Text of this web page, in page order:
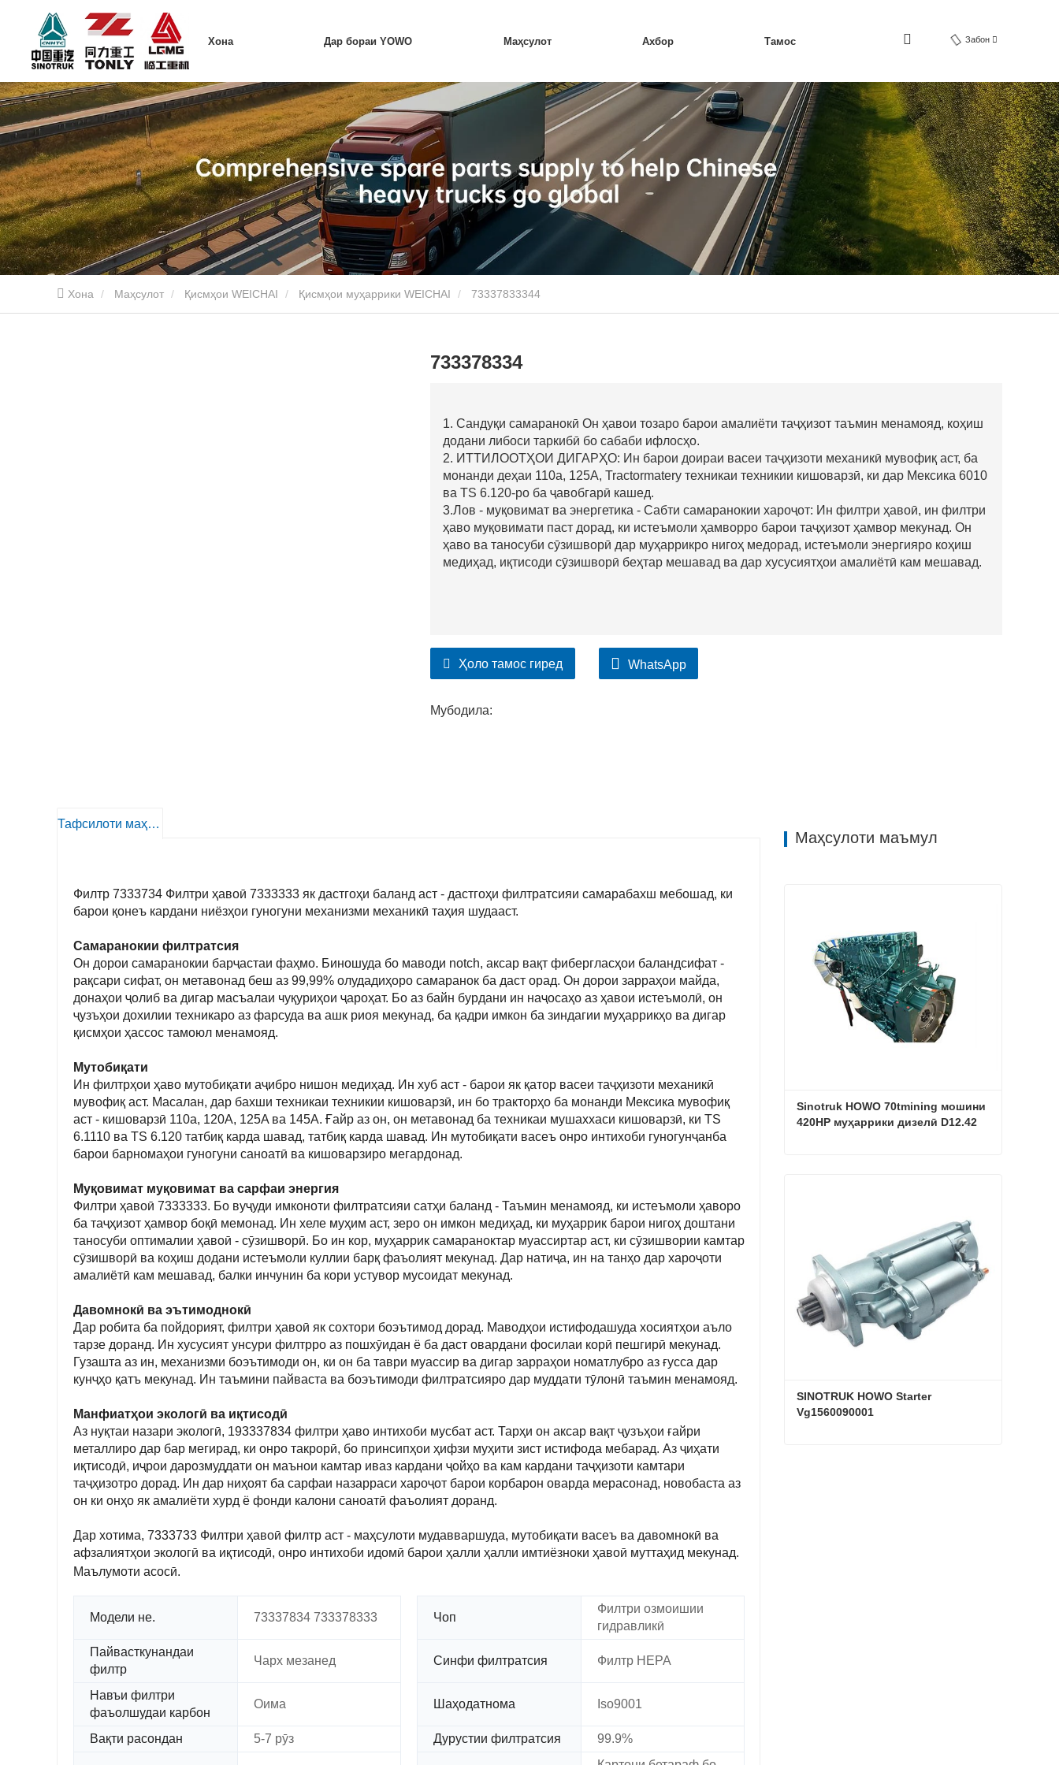
Хона Дар бораи YOWO Маҳсулот Ахбор Тамос Забон
Хона Маҳсулот Қисмҳои WEICHAI Қисмҳои муҳаррики WEICHAI 73337833344
733378334
1. Сандуқи самаранокӣ Он ҳавои тозаро барои амалиёти таҷҳизот таъмин менамояд, коҳиш
додани либоси таркибӣ бо сабаби ифлосҳо.
2. ИТТИЛООТҲОИ ДИГАРҲО: Ин барои доираи васеи таҷҳизоти механикӣ мувофиқ аст, ба
монанди деҳаи 110a, 125A, Tractormatery техникаи техникии кишоварзӣ, ки дар Мексика 6010
ва TS 6.120-ро ба ҷавобгарӣ кашед.
3.Лов - муқовимат ва энергетика - Сабти самаранокии хароҷот: Ин филтри ҳавоӣ, ин филтри
ҳаво муқовимати паст дорад, ки истеъмоли ҳамворро барои таҷҳизот ҳамвор мекунад. Он
ҳаво ва таносуби сӯзишворӣ дар муҳаррикро нигоҳ медорад, истеъмоли энергияро коҳиш
медиҳад, иқтисоди сӯзишворӣ беҳтар мешавад ва дар хусусиятҳои амалиётӣ кам мешавад.
Ҳоло тамос гиред WhatsApp
Мубодила:
Тафсилоти маҳсулот
Филтр 7333734 Филтри ҳавоӣ 7333333 як дастгоҳи баланд аст - дастгоҳи филтратсияи самарабахш мебошад, ки
барои қонеъ кардани ниёзҳои гуногуни механизми механикӣ таҳия шудааст.
Самаранокии филтратсия
Он дорои самаранокии барҷастаи фаҳмо. Биношуда бо маводи notch, аксар вақт фибергласҳои баландсифат -
рақсари сифат, он метавонад беш аз 99,99% олудадиҳоро самаранок ба даст орад. Он дорои зарраҳои майда,
донаҳои ҷолиб ва дигар масъалаи чуқуриҳои ҷароҳат. Бо аз байн бурдани ин наҷосаҳо аз ҳавои истеъмолӣ, он
ҷузъҳои дохилии техникаро аз фарсуда ва ашк риоя мекунад, ба қадри имкон ба зиндагии муҳаррикҳо ва дигар
қисмҳои ҳассос тамоюл менамояд.
Мутобиқати
Ин филтрҳои ҳаво мутобиқати аҷибро нишон медиҳад. Ин хуб аст - барои як қатор васеи таҷҳизоти механикӣ
мувофиқ аст. Масалан, дар бахши техникаи техникии кишоварзӣ, ин бо тракторҳо ба монанди Мексика мувофиқ
аст - кишоварзӣ 110a, 120A, 125A ва 145A. Ғайр аз он, он метавонад ба техникаи мушаххаси кишоварзӣ, ки TS
6.1110 ва TS 6.120 татбиқ карда шавад, татбиқ карда шавад. Ин мутобиқати васеъ онро интихоби гуногунҷанба
барои барномаҳои гуногуни саноатӣ ва кишоварзиро мегардонад.
Муқовимат муқовимат ва сарфаи энергия
Филтри ҳавоӣ 7333333. Бо вуҷуди имконоти филтратсияи сатҳи баланд - Таъмин менамояд, ки истеъмоли ҳаворо
ба таҷҳизот ҳамвор боқӣ мемонад. Ин хеле муҳим аст, зеро он имкон медиҳад, ки муҳаррик барои нигоҳ доштани
таносуби оптималии ҳавоӣ - сӯзишворӣ. Бо ин кор, муҳаррик самараноктар муассиртар аст, ки сӯзишвории камтар
сӯзишворӣ ва коҳиш додани истеъмоли куллии барқ ​​фаъолият мекунад. Дар натиҷа, ин на танҳо дар хароҷоти
амалиётӣ кам мешавад, балки инчунин ба кори устувор мусоидат мекунад.
Давомнокӣ ва эътимоднокӣ
Дар робита ба пойдорият, филтри ҳавоӣ як сохтори боэътимод дорад. Маводҳои истифодашуда хосиятҳои аъло
тарзе доранд. Ин хусусият унсури филтрро аз пошхӯидан ё ба даст овардани фосилаи корӣ пешгирӣ мекунад.
Гузашта аз ин, механизми боэътимоди он, ки он ба таври муассир ва дигар зарраҳои номатлубро аз ғусса дар
кунҷҳо қатъ мекунад. Ин таъмини пайваста ва боэътимоди филтратсияро дар муддати тӯлонӣ таъмин менамояд.
Манфиатҳои экологӣ ва иқтисодӣ
Аз нуқтаи назари экологӣ, 193337834 филтри ҳаво интихоби мусбат аст. Тарҳи он аксар вақт ҷузъҳои ғайри
металлиро дар бар мегирад, ки онро такрорӣ, бо принсипҳои ҳифзи муҳити зист истифода мебарад. Аз ҷиҳати
иқтисодӣ, иҷрои дарозмуддати он маънои камтар иваз кардани ҷойҳо ва кам кардани таҷҳизоти камтари
таҷҳизотро дорад. Ин дар ниҳоят ба сарфаи назарраси хароҷот барои корбарон оварда мерасонад, новобаста аз
он ки онҳо як амалиёти хурд ё фонди калони саноатӣ фаъолият доранд.
Дар хотима, 7333733 Филтри ҳавоӣ филтр аст - маҳсулоти мудавваршуда, мутобиқати васеъ ва давомнокӣ ва
афзалиятҳои экологӣ ва иқтисодӣ, онро интихоби идомӣ барои ҳалли ҳалли имтиёзноки ҳавоӣ муттаҳид мекунад.
Маълумоти асосӣ.
Модели не. 73337834 733378333 Чоп
Филтри озмоишии
гидравликӣ
Пайвасткунандаи
филтр
Чарх мезанед Синфи филтратсия Филтр HEPA
Навъи филтри
фаъолшудаи карбон
Оима Шаҳодатнома Iso9001
Вақти расондан 5-7 рӯз Дурустии филтратсия 99.9%
Маҳсулоти маъмул
Sinotruk HOWO 70tmining мошини
420HP муҳаррики дизелӣ D12.42
SINOTRUK HOWO Starter
Vg1560090001